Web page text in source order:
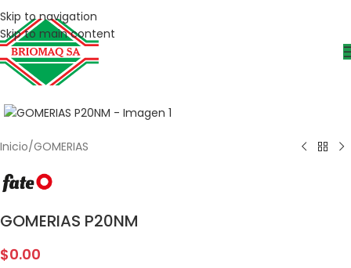
Skip to navigation
Skip to main content
Inicio/GOMERIAS
GOMERIAS P20NM
$0.00